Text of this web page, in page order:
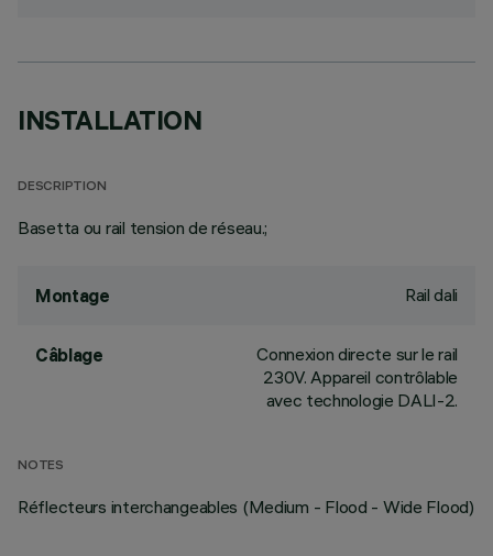
INSTALLATION
DESCRIPTION
Basetta ou rail tension de réseau.;
Montage Rail dali
Câblage
Connexion directe sur le rail
230V. Appareil contrôlable
avec technologie DALI-2.
NOTES
Réflecteurs interchangeables (Medium - Flood - Wide Flood)